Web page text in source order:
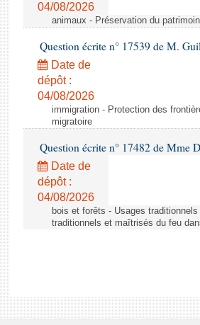
04/08/2026
animaux - Préservation du
Question écrite n° 17539 de M.
Date de
dépôt :
04/08/2026
immigration - Protection des
migratoire
Question écrite n° 17482 de Mme
Date de
dépôt :
04/08/2026
bois et forêts - Usages
traditionnels et maîtrisés du feu